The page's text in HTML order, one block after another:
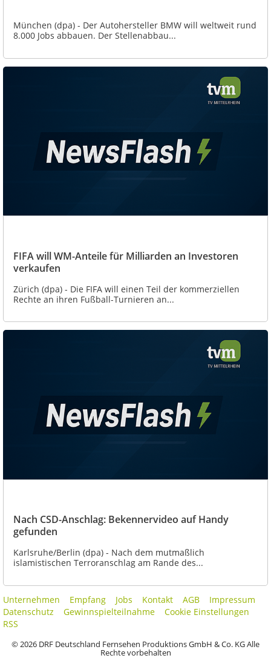
München (dpa) - Der Autohersteller BMW will weltweit rund
8.000 Jobs abbauen. Der Stellenabbau...
FIFA will WM-Anteile für Milliarden an Investoren
verkaufen
Zürich (dpa) - Die FIFA will einen Teil der kommerziellen
Rechte an ihren Fußball-Turnieren an...
Nach CSD-Anschlag: Bekennervideo auf Handy
gefunden
Karlsruhe/Berlin (dpa) - Nach dem mutmaßlich
islamistischen Terroranschlag am Rande des...
Unternehmen Empfang Jobs Kontakt AGB
Impressum
Datenschutz
Gewinnspielteilnahme
Cookie Einstellungen
RSS
© 2026 DRF Deutschland Fernsehen Produktions GmbH & Co. KG Alle
Rechte vorbehalten